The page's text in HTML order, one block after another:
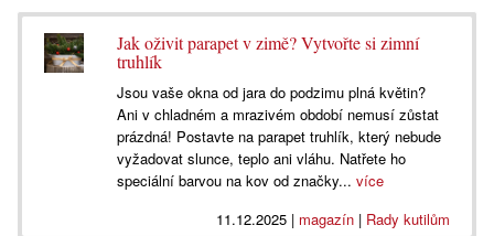
Jak oživit parapet v zimě? Vytvořte si zimní
truhlík
Jsou vaše okna od jara do podzimu plná květin?
Ani v chladném a mrazivém období nemusí zůstat
prázdná! Postavte na parapet truhlík, který nebude
vyžadovat slunce, teplo ani vláhu. Natřete ho
speciální barvou na kov od značky...více
11.12.2025| magazín| Rady kutilům